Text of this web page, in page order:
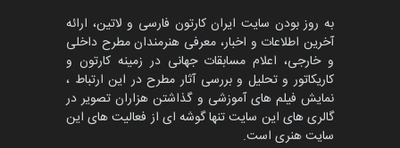
پنجمین مسابقۀ بین‌المللی
کارتون CARTUNION ، …
مهلت 3 ماه دیگر
به روز بودن سایت ایران کارتون فارسی و لاتین، ارائه
آخرین اطلاعات و اخبار، معرفی هنرمندان مطرح داخلی
و خارجی، اعلام مسابقات جهانی در زمینه کارتون و
کاریکاتور و تحلیل و بررسی آثار مطرح در این ارتباط ،
نمایش فیلم های آموزشی و گذاشتن هزاران تصویر در
گالری های این سایت تنها گوشه ای از فعالیت های این
سایت هنری است.